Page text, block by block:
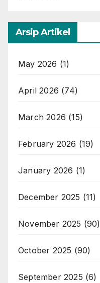
Arsip Artikel
May 2026 (1)
April 2026 (74)
March 2026 (15)
February 2026 (19)
January 2026 (1)
December 2025 (11)
November 2025 (90)
October 2025 (90)
September 2025 (6)